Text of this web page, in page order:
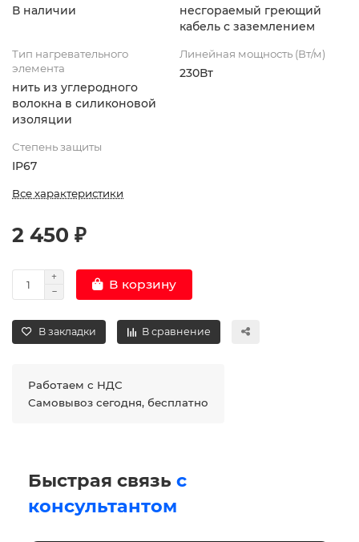
В наличии
несгораемый греющий
кабель с заземлением
Тип нагревательного
элемента
нить из углеродного
волокна в силиконовой
изоляции
Линейная мощность (Вт/м)
230Вт
Степень защиты
IP67
Все характеристики
2 450 ₽
В корзину
В закладки В сравнение
Работаем с НДС
Самовывоз сегодня, бесплатно
Быстрая связь с
консультантом